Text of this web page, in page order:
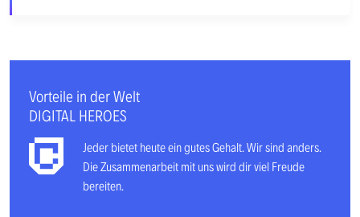
Vorteile in der Welt
DIGITAL HEROES
Jeder bietet heute ein gutes Gehalt. Wir sind anders.
Die Zusammenarbeit mit uns wird dir viel Freude
bereiten.